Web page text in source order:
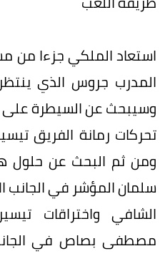
استعاد الملكي جزءا من
وسيبحث عن السيطرة على
تحركات رمانة الفريق
ومن ثم البحث عن حلول
سلمان المؤشر في الجانب
الشافي واختراقات
مصطفى بصاص في الجانب